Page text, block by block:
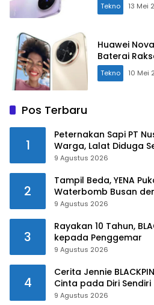
Tekno 13 Mei
Huawei
Baterai
Tekno 10 Mei
Pos Terbaru
1
Peternakan Sapi PT
Warga, Lalat Diduga
9 Agustus 2026
2
Tampil Beda, YENA
Waterbomb Busan
9 Agustus 2026
3
Rayakan 10 Tahun,
kepada Penggemar
9 Agustus 2026
4
Cerita Jennie
Cinta pada Diri Sendiri
9 Agustus 2026